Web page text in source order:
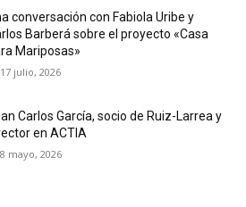
conversación con Fabiola Uribe y
Barberá sobre el proyecto «Casa
Mariposas»
17 julio, 2026
Carlos García, socio de Ruiz-Larrea y
en ACTIA
8 mayo, 2026